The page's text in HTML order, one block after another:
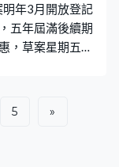
明年3月開放登記
五年屆滿後續期
，草案星期五刊
外的窗戶玻璃面
至少換氣5次的
5 »